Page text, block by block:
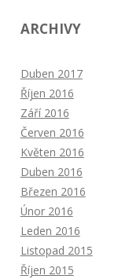
ARCHIVY
Duben 2017
Říjen 2016
Září 2016
Červen 2016
Květen 2016
Duben 2016
Březen 2016
Únor 2016
Leden 2016
Listopad 2015
Říjen 2015